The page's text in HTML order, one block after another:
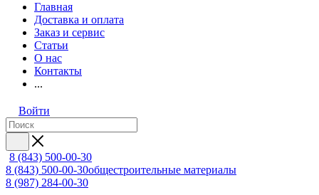
Главная
Доставка и оплата
Заказ и сервис
Статьи
О нас
Контакты
...
Войти
8 (843) 500-00-30
8 (843) 500-00-30общестроительные материалы
8 (987) 284-00-30